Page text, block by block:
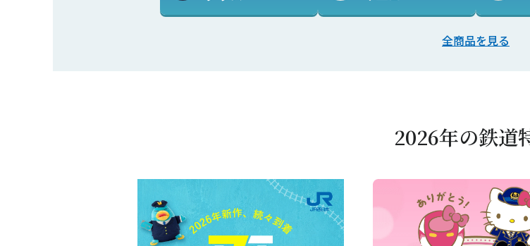
全商品を見る
2026年の鉄道